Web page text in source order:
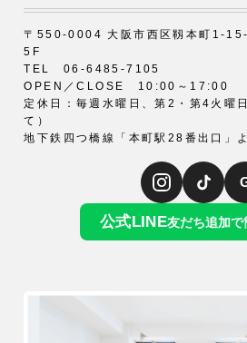
〒550-0004 大阪市西区靱本町1-
5F
TEL 06-6485-7105
OPEN／CLOSE 10:00～17:00
定休日：毎週水曜日、第2・第4火曜
て）
地下鉄四つ橋線「本町駅28番出口」
公式LINE友だち追加で